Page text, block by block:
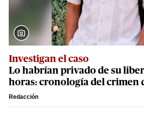
Investigan el caso
Lo habrían privado de su
horas: cronología del crimen
Redacción